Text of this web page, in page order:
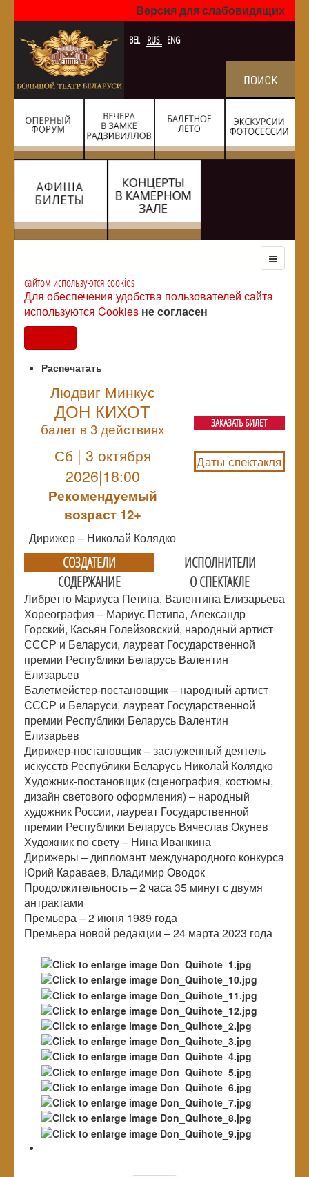
Версия для слабовидящих
BEL RUS ENG
сайтом используются cookies
Для обеспечения удобства пользователей сайта
используются Cookies не согласен
Распечатать
Людвиг Минкус
ДОН КИХОТ
балет в 3 действиях
Сб | 3 октября
2026|18:00
Рекомендуемый
возраст 12+
Дирижер – Николай Колядко
ЗАКАЗАТЬ БИЛЕТ
Даты спектакля
СОЗДАТЕЛИ
ИСПОЛНИТЕЛИ
СОДЕРЖАНИЕ
О СПЕКТАКЛЕ
Либретто Мариуса Петипа, Валентина Елизарьева
Хореография – Мариус Петипа, Александр
Горский, Касьян Голейзовский, народный артист
СССР и Беларуси, лауреат Государственной
премии Республики Беларусь Валентин
Елизарьев
Балетмейстер-постановщик – народный артист
СССР и Беларуси, лауреат Государственной
премии Республики Беларусь Валентин
Елизарьев
Дирижер-постановщик – заслуженный деятель
искусств Республики Беларусь Николай Колядко
Художник-постановщик (сценография, костюмы,
дизайн светового оформления) – народный
художник России, лауреат Государственной
премии Республики Беларусь Вячеслав Окунев
Художник по свету – Нина Иванкина
Дирижеры – дипломант международного конкурса
Юрий Караваев, Владимир Оводок
Продолжительность – 2 часа 35 минут с двумя
антрактами
Премьера – 2 июня 1989 года
Премьера новой редакции – 24 марта 2023 года